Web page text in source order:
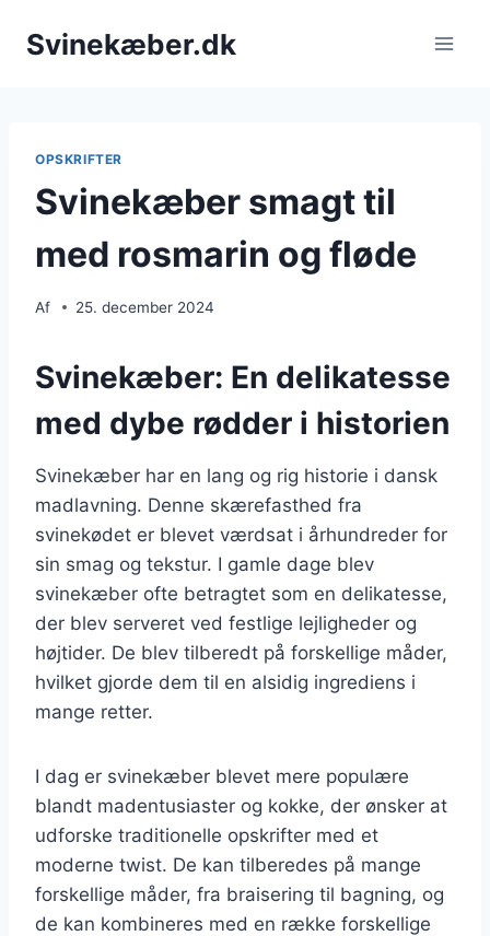
Svinekæber.dk
OPSKRIFTER
Svinekæber smagt til
med rosmarin og fløde
Af 25. december 2024
Svinekæber: En delikatesse
med dybe rødder i historien
Svinekæber har en lang og rig historie i dansk
madlavning. Denne skærefasthed fra
svinekødet er blevet værdsat i århundreder for
sin smag og tekstur. I gamle dage blev
svinekæber ofte betragtet som en delikatesse,
der blev serveret ved festlige lejligheder og
højtider. De blev tilberedt på forskellige måder,
hvilket gjorde dem til en alsidig ingrediens i
mange retter.
I dag er svinekæber blevet mere populære
blandt madentusiaster og kokke, der ønsker at
udforske traditionelle opskrifter med et
moderne twist. De kan tilberedes på mange
forskellige måder, fra braisering til bagning, og
de kan kombineres med en række forskellige